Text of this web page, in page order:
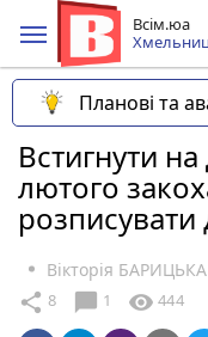
Всім.юа
Планові та
Встигнути
лютого
розписувати
Вікторія БАРИЦЬКА
share 8 chat_bubble 1 visibility 444